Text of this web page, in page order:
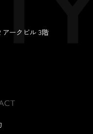
アークビル 3階